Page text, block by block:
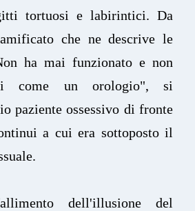
tortuosi e labirintici. Da
che ne descrive le
ha mai funzionato e non
come un orologio", si
paziente ossessivo di fronte
a cui era sottoposto il
dell'illusione del